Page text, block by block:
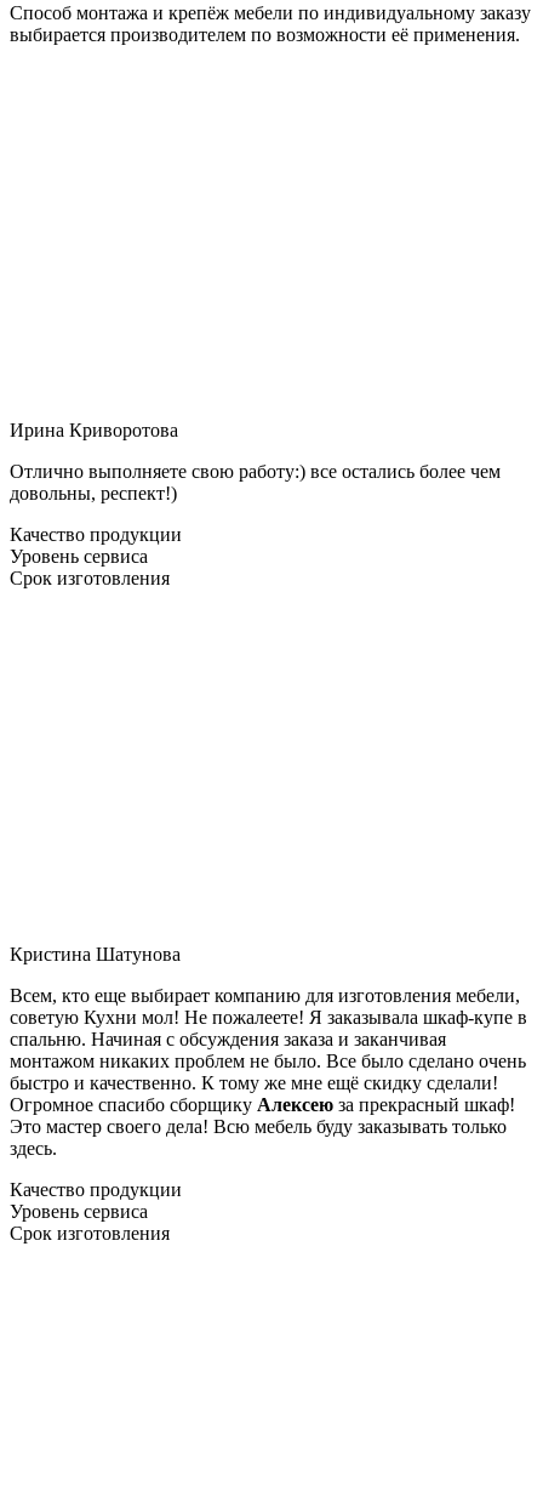
Способ монтажа и крепёж мебели по индивидуальному заказу
выбирается производителем по возможности её применения.
Ирина Криворотова
Отлично выполняете свою работу:) все остались более чем
довольны, респект!)
Качество продукции
Уровень сервиса
Срок изготовления
Кристина Шатунова
Всем, кто еще выбирает компанию для изготовления мебели,
советую Кухни мол! Не пожалеете! Я заказывала шкаф-купе в
спальню. Начиная с обсуждения заказа и заканчивая
монтажом никаких проблем не было. Все было сделано очень
быстро и качественно. К тому же мне ещё скидку сделали!
Огромное спасибо сборщику Алексею за прекрасный шкаф!
Это мастер своего дела! Всю мебель буду заказывать только
здесь.
Качество продукции
Уровень сервиса
Срок изготовления